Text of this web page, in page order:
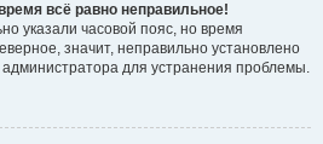
всё равно неправильное!
указали часовой пояс, но время
значит, неправильно установлено
для устранения проблемы.